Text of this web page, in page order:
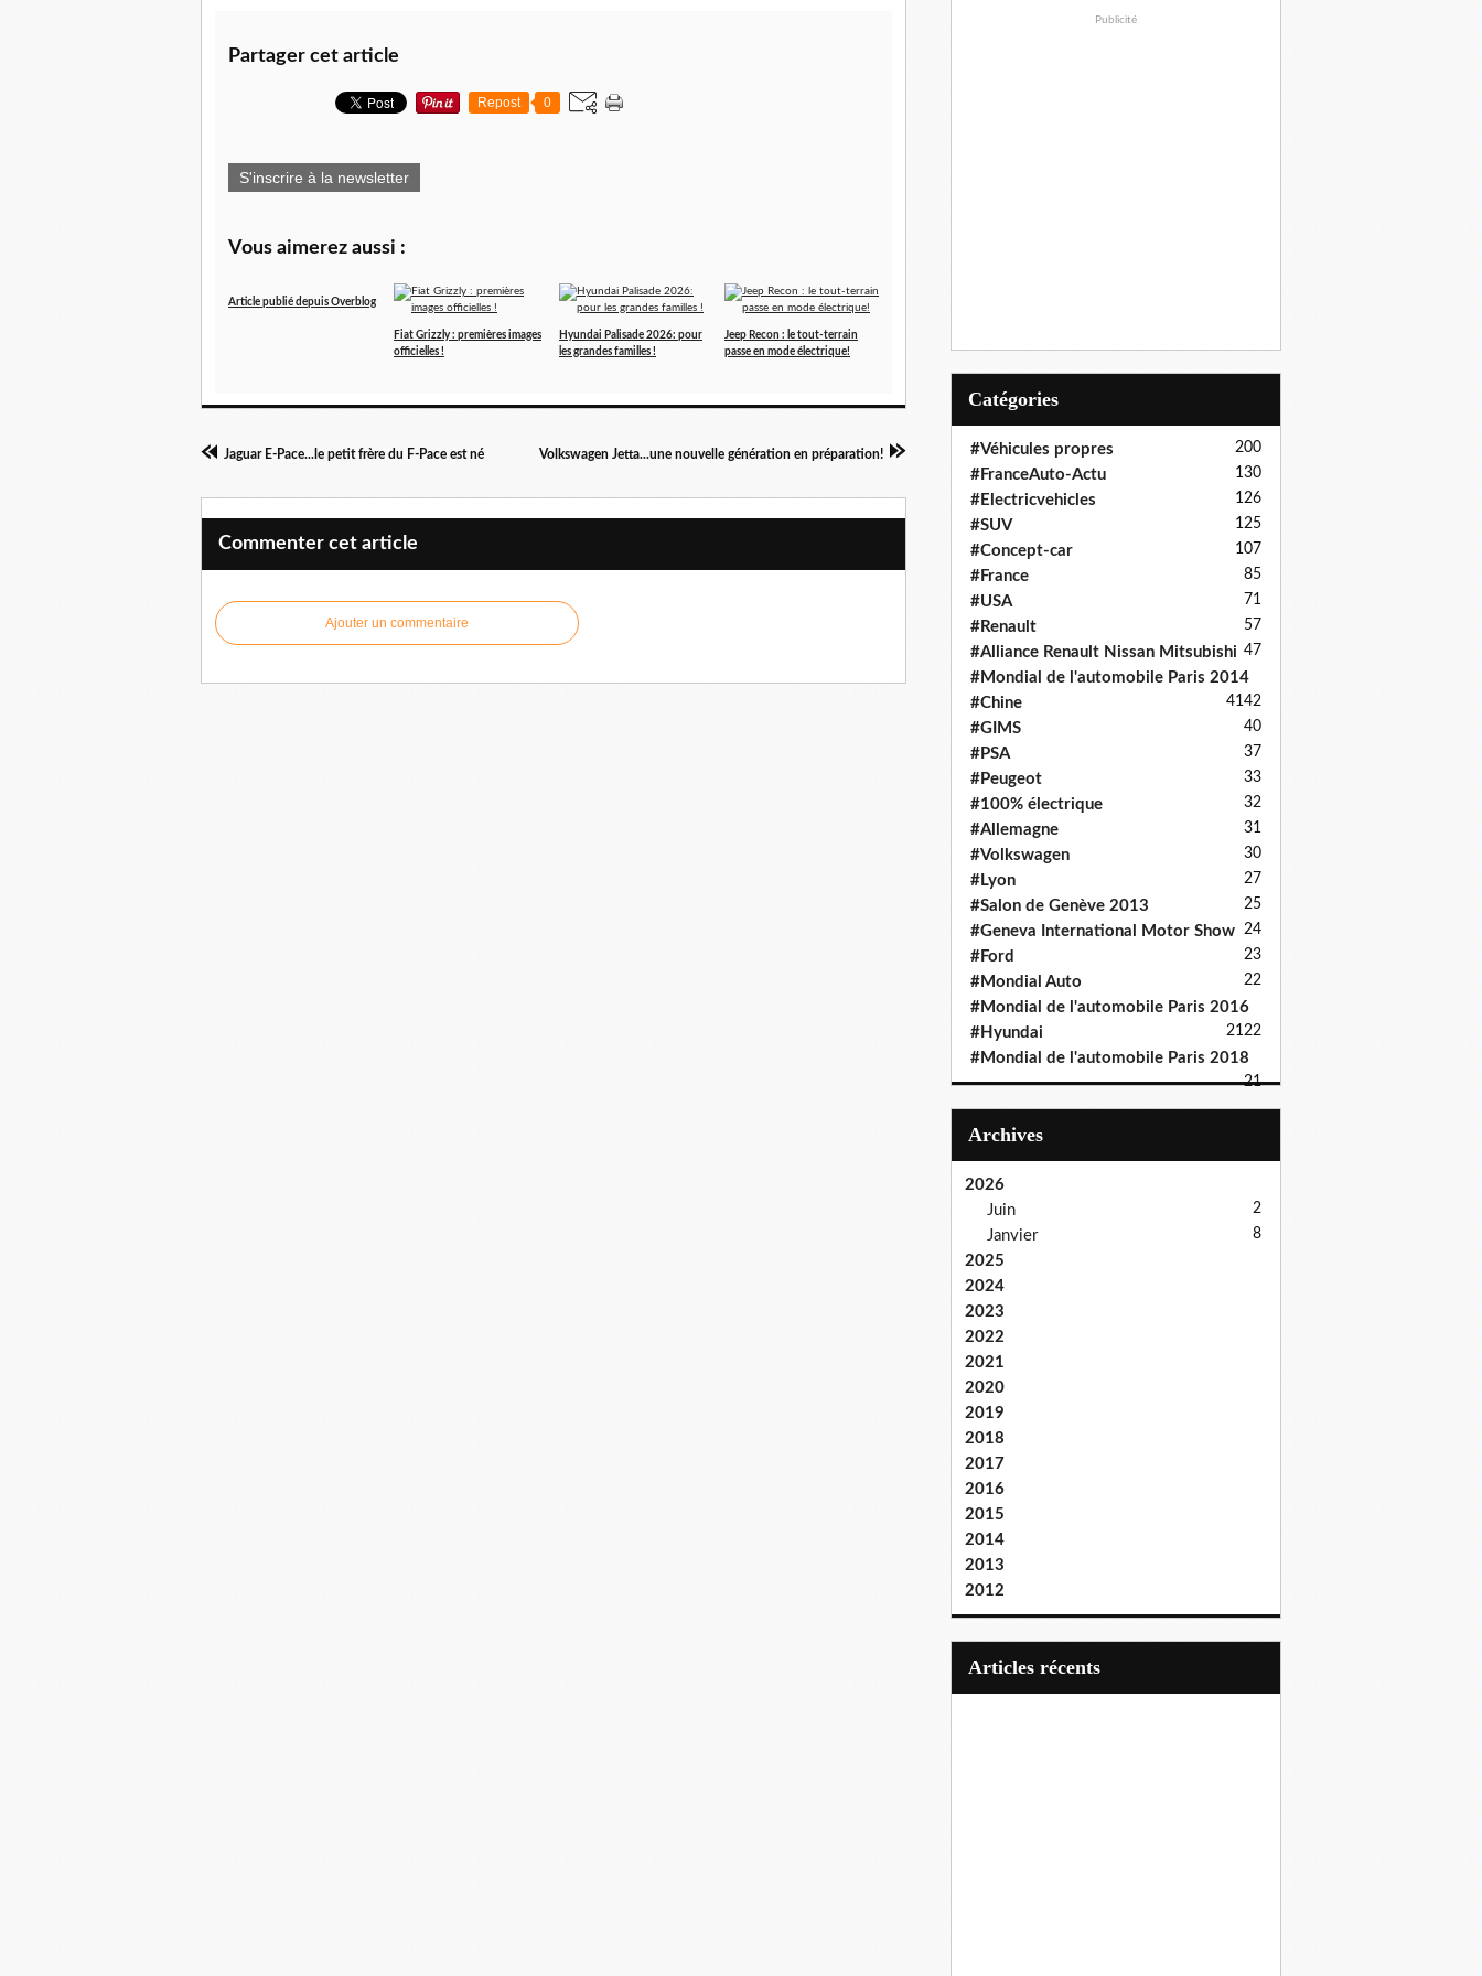
Partager cet article
Repost 0
S'inscrire à la newsletter
Vous aimerez aussi :
Article publié depuis Overblog
Fiat Grizzly : premières images
officielles !
Hyundai Palisade 2026: pour
les grandes familles !
Jeep Recon : le tout-terrain
passe en mode électrique!
Jaguar E-Pace...le petit frère du F-Pace est né Volkswagen Jetta...une nouvelle génération en préparation!
Commenter cet article
Ajouter un commentaire
Publicité
Catégories
#Véhicules propres 200
#FranceAuto-Actu 130
#Electricvehicles 126
#SUV 125
#Concept-car 107
#France 85
#USA 71
#Renault 57
#Alliance Renault Nissan Mitsubishi 47
#Mondial de l'automobile Paris 2014
42
#Chine 41
#GIMS 40
#PSA 37
#Peugeot 33
#100% électrique 32
#Allemagne 31
#Volkswagen 30
#Lyon 27
#Salon de Genève 2013 25
#Geneva International Motor Show 24
#Ford 23
#Mondial Auto 22
#Mondial de l'automobile Paris 2016
22
#Hyundai 21
#Mondial de l'automobile Paris 2018
21
Archives
2026
Juin
2
Janvier 8
2025
2024
2023
2022
2021
2020
2019
2018
2017
2016
2015
2014
2013
2012
articles récents